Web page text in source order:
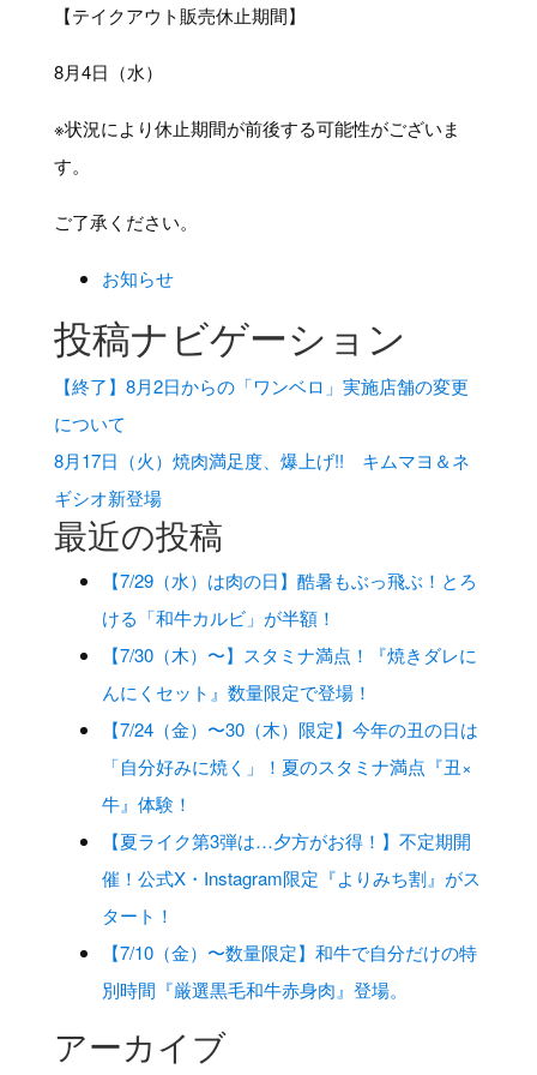
【テイクアウト販売休止期間】
8月4日（水）
※状況により休止期間が前後する可能性がございま
す。
ご了承ください。
お知らせ
投稿ナビゲーション
【終了】8月2日からの「ワンベロ」実施店舗の変更
について
8月17日（火）焼肉満足度、爆上げ!! キムマヨ＆ネ
ギシオ新登場
最近の投稿
【7/29（水）は肉の日】酷暑もぶっ飛ぶ！とろ
ける「和牛カルビ」が半額！
【7/30（木）〜】スタミナ満点！『焼きダレに
んにくセット』数量限定で登場！
【7/24（金）〜30（木）限定】今年の丑の日は
「自分好みに焼く」！夏のスタミナ満点『丑×
牛』体験！
【夏ライク第3弾は…夕方がお得！】不定期開
催！公式X・Instagram限定『よりみち割』がス
タート！
【7/10（金）〜数量限定】和牛で自分だけの特
別時間『厳選黒毛和牛赤身肉』登場。
アーカイブ